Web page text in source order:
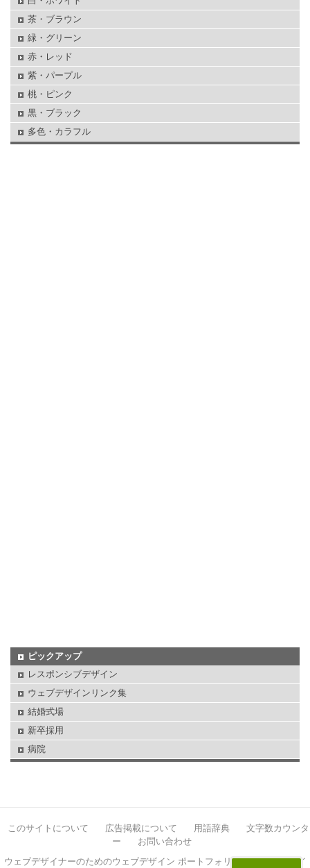
茶・ブラウン
緑・グリーン
赤・レッド
紫・パープル
桃・ピンク
黒・ブラック
多色・カラフル
ピックアップ
レスポンシブデザイン
ウェブデザインリンク集
結婚式場
新卒採用
病院
このサイトについて 広告掲載について 用語辞典
文字数カウンタ
ー
お問い合わせ
ウェブデザイナーのためのウェブデザイン ポートフォリオサイト イケサイ